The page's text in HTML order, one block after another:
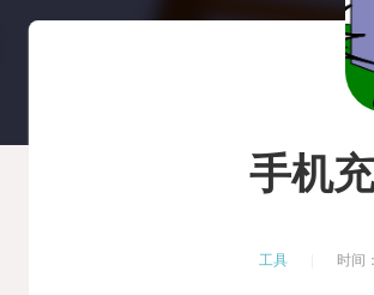
手机
工具 时间